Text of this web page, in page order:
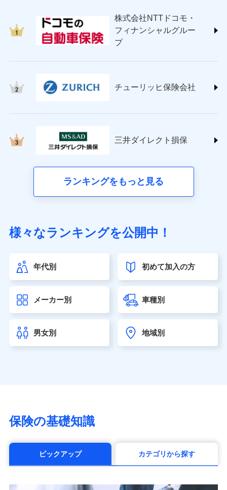
ＳＯＭＰＯダイレクト損害保険株式会社
(https://www.sompo-direct.co.jp/)
チューリッヒ保険会社 (https://www.zurich.co.jp/)
(https://www.nisshinfire.co.jp/)
(https://www.petfamilyins.co.jp/)
ins.com/)
三井ダイレクト損害保険株式会社
（https://www.sonylife.co.jp）
第一ネオ生命保険株式会社（https://neofirst.co.jp/）
大樹生命保険株式会社（https://www.taiju-life.co.jp）
seimei.co.jp）
チューリッヒ生命保険株式会社
東京海上日動あんしん生命保険株式会社
（https://www.tmn-anshin.co.jp/）
マニュライフ生命保険株式会社
（https://www.manulife.co.jp/）
（https://www.msa-life.co.jp/）
メットライフ生命株式会社(https://www.metlife.co.jp/)
株式会社NTTドコモ・
フィナンシャルグルー
プ
チューリッヒ保険会社
三井ダイレクト損保
ランキングをもっと見る
様々なランキングを公開中！
年代別 初めて加入の方
メーカー別 車種別
男女別 地域別
保険の基礎知識
ピックアップ カテゴリから探す